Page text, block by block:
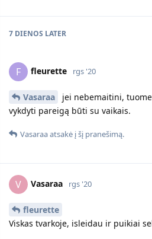
7 DIENOS LATER
F fleurette rgs '20
Vasaraa
jei nebemaitini,
vykdyti pareigą būti su vaikais.
Vasaraaatsakė į šį pranešimą.
V Vasaraa rgs '20
fleurette
Viskas tvarkoje, isleidau ir puikiai